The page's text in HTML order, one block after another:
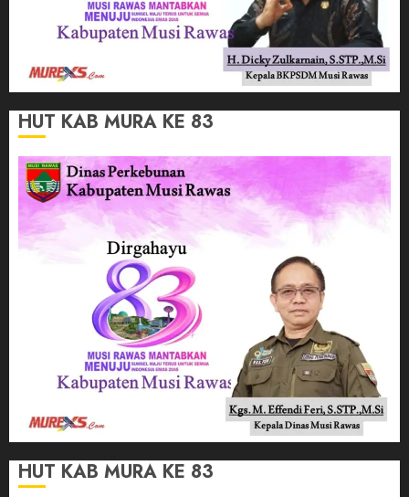
HUT KAB MURA KE 83
HUT KAB MURA KE 83